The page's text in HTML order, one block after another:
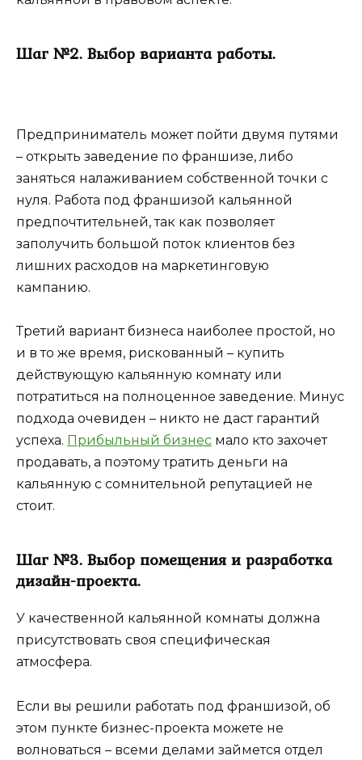
Шаг №2. Выбор варианта работы.
Предприниматель может пойти двумя путями
– открыть заведение по франшизе, либо
заняться налаживанием собственной точки с
нуля. Работа под франшизой кальянной
предпочтительней, так как позволяет
заполучить большой поток клиентов без
лишних расходов на маркетинговую
кампанию.
Третий вариант бизнеса наиболее простой, но
и в то же время, рискованный – купить
действующую кальянную комнату или
потратиться на полноценное заведение. Минус
подхода очевиден – никто не даст гарантий
успеха. Прибыльный бизнес мало кто захочет
продавать, а поэтому тратить деньги на
кальянную с сомнительной репутацией не
стоит.
Шаг №3. Выбор помещения и разработка
дизайн-проекта.
У качественной кальянной комнаты должна
присутствовать своя специфическая
атмосфера.
Если вы решили работать под франшизой, об
этом пункте бизнес-проекта можете не
волноваться – всеми делами займется отдел